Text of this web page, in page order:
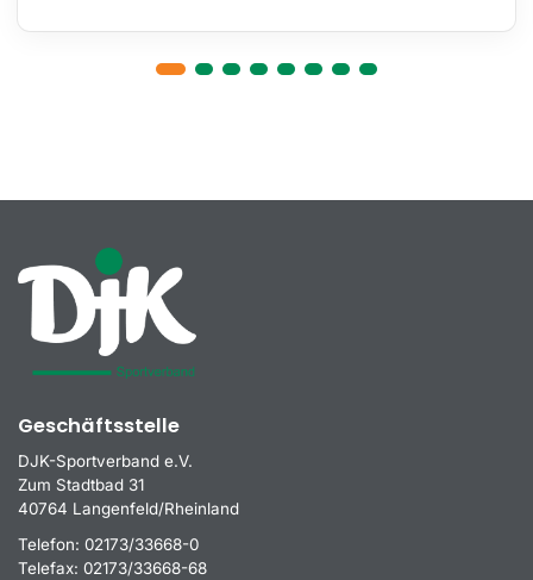
Geschäftsstelle
DJK-Sportverband e.V.
Zum Stadtbad 31
40764 Langenfeld/Rheinland
Telefon: 02173/33668-0
Telefax: 02173/33668-68